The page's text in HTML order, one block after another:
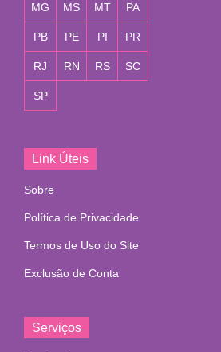
MG MS MT PA
PB PE PI PR
RJ RN RS SC
SP
Link Úteis
Sobre
Política de Privacidade
Termos de Uso do Site
Exclusão de Conta
Serviços